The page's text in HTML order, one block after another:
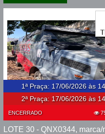
1ª Praça: 17/06/2026 às
2ª Praça: 17/06/2026 às
ENCERRADO